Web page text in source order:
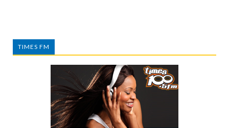
TIMES FM